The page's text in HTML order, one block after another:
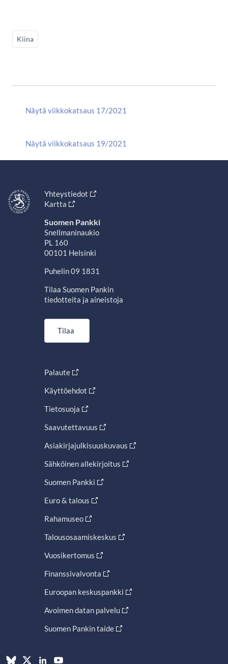
Kiina
Näytä viikkokatsaus 17/2021
Näytä viikkokatsaus 19/2021
Yhteystiedot
Kartta
Suomen Pankki
Snellmaninaukio
PL 160
00101 Helsinki
Puhelin 09 1831
Tilaa Suomen Pankin
tiedotteita ja aineistoja
Tilaa
Palaute
Käyttöehdot
Tietosuoja
Saavutettavuus
Asiakirjajulkisuuskuvaus
Sähköinen allekirjoitus
Suomen Pankki
Euro & talous
Rahamuseo
Talousosaamiskeskus
Vuosikertomus
Finanssivalvonta
Euroopan keskuspankki
Avoimen datan palvelu
Suomen Pankin taide